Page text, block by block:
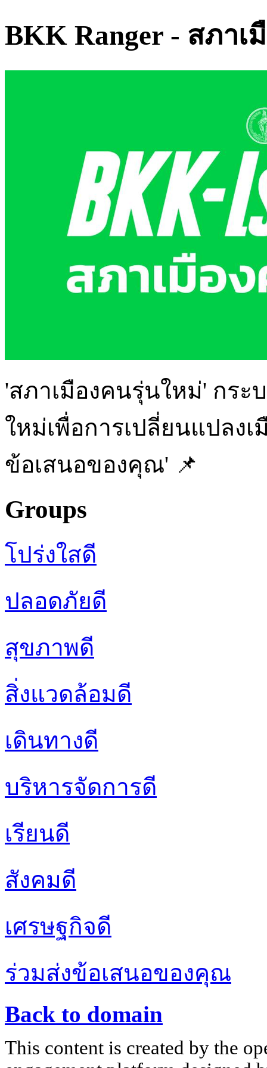
BKK Ranger - สภา
'สภาเมืองคนรุ่นใหม่' กร
ใหม่เพื่อการเปลี่ยนแปลง
ข้อเสนอของคุณ' 📌
Groups
โปร่งใสดี
ปลอดภัยดี
สุขภาพดี
สิ่งแวดล้อมดี
เดินทางดี
บริหารจัดการดี
เรียนดี
สังคมดี
เศรษฐกิจดี
ร่วมส่งข้อเสนอของคุณ
Back to domain
This content is created by the